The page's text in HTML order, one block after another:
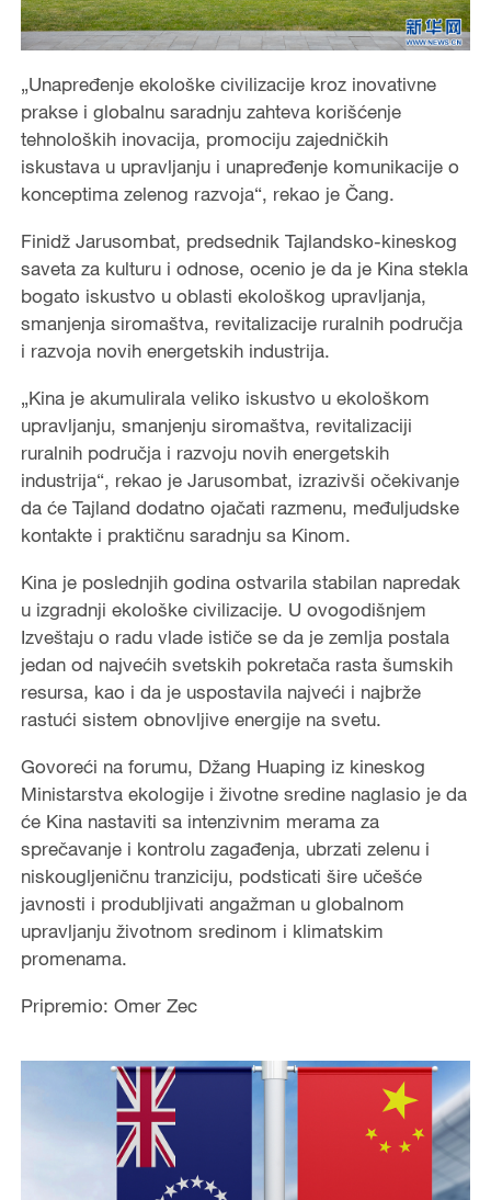
„Unapređenje ekološke civilizacije kroz inovativne
prakse i globalnu saradnju zahteva korišćenje
tehnoloških inovacija, promociju zajedničkih
iskustava u upravljanju i unapređenje komunikacije o
konceptima zelenog razvoja“, rekao je Čang.
Finidž Jarusombat, predsednik Tajlandsko-kineskog
saveta za kulturu i odnose, ocenio je da je Kina stekla
bogato iskustvo u oblasti ekološkog upravljanja,
smanjenja siromaštva, revitalizacije ruralnih područja
i razvoja novih energetskih industrija.
„Kina je akumulirala veliko iskustvo u ekološkom
upravljanju, smanjenju siromaštva, revitalizaciji
ruralnih područja i razvoju novih energetskih
industrija“, rekao je Jarusombat, izrazivši očekivanje
da će Tajland dodatno ojačati razmenu, međuljudske
kontakte i praktičnu saradnju sa Kinom.
Kina je poslednjih godina ostvarila stabilan napredak
u izgradnji ekološke civilizacije. U ovogodišnjem
Izveštaju o radu vlade ističe se da je zemlja postala
jedan od najvećih svetskih pokretača rasta šumskih
resursa, kao i da je uspostavila najveći i najbrže
rastući sistem obnovljive energije na svetu.
Govoreći na forumu, Džang Huaping iz kineskog
Ministarstva ekologije i životne sredine naglasio je da
će Kina nastaviti sa intenzivnim merama za
sprečavanje i kontrolu zagađenja, ubrzati zelenu i
niskougljeničnu tranziciju, podsticati šire učešće
javnosti i produbljivati angažman u globalnom
upravljanju životnom sredinom i klimatskim
promenama.
Pripremio: Omer Zec